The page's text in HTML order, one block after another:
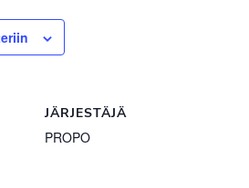
JÄRJESTÄJÄ
PROPO